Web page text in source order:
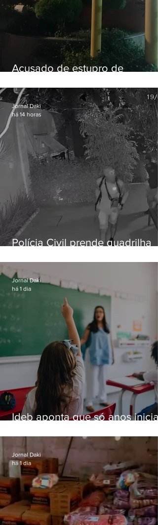
Acusado de estupro de
Polícia Civil prende quadrilha
residências de luxo no Rio
Jornal Daki
há 14 horas
Ideb aponta que só anos
educação
Jornal Daki
há 1 dia
Jornal Daki
há 1 dia